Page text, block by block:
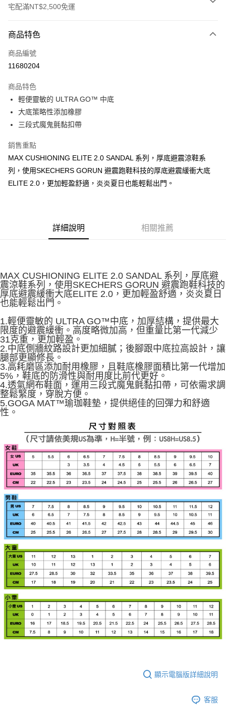
宅配滿NT$2,500免運
信用卡一次付款
LINE Pay
相關說明
【大哥付你分期使用說明】
1.本服務由台灣大哥大提供，台灣大哥大用戶可立即使用無須另外申請。
2.付款方式選擇「大哥付你分期」，訂單成立後會自動跳轉到大哥付的交易
流程，驗證手機門號後，選擇欲分期的期數、繳款截止日，確認付款後即完
3.實際核准額度、可分期數及費用金額請依後續交易確認頁面所載為準。
4.訂單成立30分鐘內，如未前往確認交易或遇審核未通過，訂單將自動取
消。如遇「轉專審核」未通過狀況，表示未達大哥付你分期系統評分，恕無
法說明評估內容。
【繳款方式說明】
2.基於同意付款使用「大哥付你分期」之契約關係目的，商店將以您的個人
資料（包含姓名、電話或地址）提供予台灣大哥大進項蒐集、處理及利用，
由本公司與您本人進行分期帳單所需資料之確認、核對及更正。
3.完整用戶服務條款，請詳閱以下連結：
ATM付款
宅配
商品特色
商品編號
11680204
商品特色
輕便靈敏的 ULTRA GO™ 中底
大底策略性添加橡膠
三段式魔鬼氈黏扣帶
銷售重點
MAX CUSHIONING ELITE 2.0 SANDAL 系列，厚底避震涼鞋系
列，使用SKECHERS GORUN 避震跑鞋科技的厚底避震緩衝大底
ELITE 2.0，更加輕盈舒適，炎炎夏日也能輕鬆出門。
詳細說明 相關推薦
MAX CUSHIONING ELITE 2.0 SANDAL 系列，厚底避
震涼鞋系列，使用SKECHERS GORUN 避震跑鞋科技的
厚底避震緩衝大底ELITE 2.0，更加輕盈舒適，炎炎夏日
也能輕鬆出門。
1.輕便靈敏的 ULTRA GO™中底，加厚結構，提供最大
限度的避震緩衝。高度略微加高，但重量比第一代減少
31克重，更加輕盈。
2.中底側牆紋路設計更加細膩；後腳跟中底拉高設計，讓
腿部更顯修長。
3.高耗磨區添加耐用橡膠，且鞋底橡膠面積比第一代增加
5%，鞋底的防滑性與耐用度比前代更好。
4.透氣網布鞋面，運用三段式魔鬼氈黏扣帶，可依需求調
整鬆緊度，穿脫方便。
5.GOGA MAT™瑜珈鞋墊，提供絕佳的回彈力和舒適
性。
顯示電腦版詳細說明
客服